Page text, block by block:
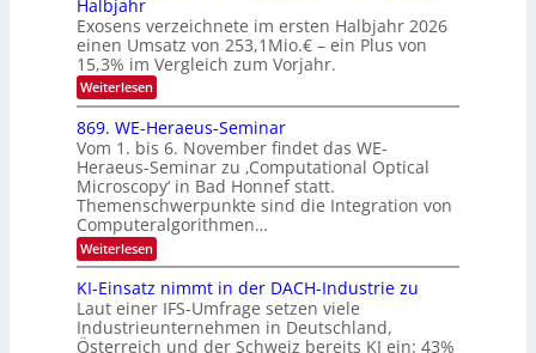
O
N
2
0
2
6
d
i
e
K
I
m
i
t
d
e
n
k
t
Halbjahr
Exosens verzeichnete im ersten Halbjahr 2026
einen Umsatz von 253,1Mio.€ – ein Plus von
15,3% im Vergleich zum Vorjahr.
Weiterlesen:
E
x
o
s
e
n
s
m
e
l
d
e
t
s
t
869. WE-Heraeus-Seminar
Vom 1. bis 6. November findet das WE-
Heraeus-Seminar zu ‚Computational Optical
Microscopy‘ in Bad Honnef statt.
Themenschwerpunkte sind die Integration von
Computeralgorithmen…
Weiterlesen:
8
9
.
W
E
KI-Einsatz nimmt in der DACH-Industrie zu
Laut einer IFS-Umfrage setzen viele
Industrieunternehmen in Deutschland,
Österreich und der Schweiz bereits KI ein: 43%